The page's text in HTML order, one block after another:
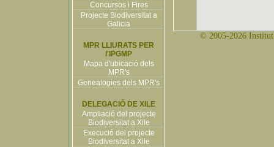
Concursos i Fires
Projecte Biodiversitat a
Galicia
MPR LLIURATS PER
l'IPGMP
Mapa d'ubicació dels
MPR's
Genealogies dels MPR's
DELEGACIÓ DE XILE
Ampliació del projecte
Biodiversitat a Xile
Execució del projecte
Biodiversitat a Xile
© 2005-2026 Institut